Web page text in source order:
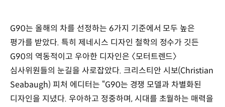
G90는 올해의 차를 선정하는 6가지 기준에서 모두 높은
평가를 받았다. 특히 제네시스 디자인 철학의 정수가 깃든
G90의 역동적이고 우아한 디자인은 〈모터트렌드〉
심사위원들의 눈길을 사로잡았다. 크리스티안 시보(Christian
Seabaugh) 피처 에디터는 “G90는 경쟁 모델과 차별화된
디자인을 지녔다. 우아하고 정중하며, 시대를 초월하는 매력을